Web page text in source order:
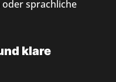
sprachliche
klare